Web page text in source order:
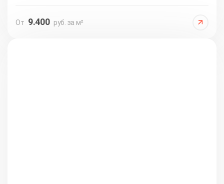
От 9.400 руб. за м²